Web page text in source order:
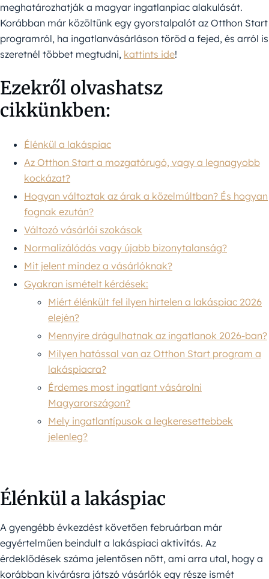
meghatározhatják a magyar ingatlanpiac alakulását.
Korábban már közöltünk egy gyorstalpalót az Otthon Start
programról, ha ingatlanvásárláson töröd a fejed, és arról is
szeretnél többet megtudni, kattints ide!
Ezekről olvashatsz
cikkünkben:
Élénkül a lakáspiac
Az Otthon Start a mozgatórugó, vagy a legnagyobb
kockázat?
Hogyan változtak az árak a közelmúltban? És hogyan
fognak ezután?
Változó vásárlói szokások
Normalizálódás vagy újabb bizonytalanság?
Mit jelent mindez a vásárlóknak?
Gyakran ismételt kérdések:
Miért élénkült fel ilyen hirtelen a lakáspiac 2026
elején?
Mennyire drágulhatnak az ingatlanok 2026-ban?
Milyen hatással van az Otthon Start program a
lakáspiacra?
Érdemes most ingatlant vásárolni
Magyarországon?
Mely ingatlantípusok a legkeresettebbek
jelenleg?
Élénkül a lakáspiac
A gyengébb évkezdést követően februárban már
egyértelműen beindult a lakáspiaci aktivitás. Az
érdeklődések száma jelentősen nőtt, ami arra utal, hogy a
korábban kivárásra játszó vásárlók egy része ismét